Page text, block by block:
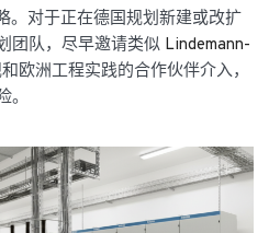
。对于正在德国规划新建或改扩
团队，尽早邀请类似 Lindemann-
欧洲工程实践的合作伙伴介入，